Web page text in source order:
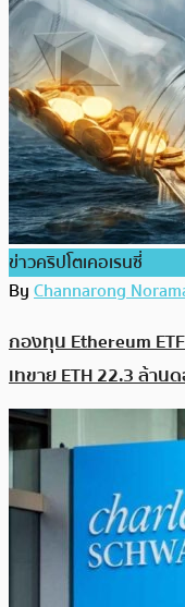
ข่าวคริปโตเคอเรนซี่
ByChannarong
กองทุน Ethereum
เทขาย ETH 22.3 ล้าน